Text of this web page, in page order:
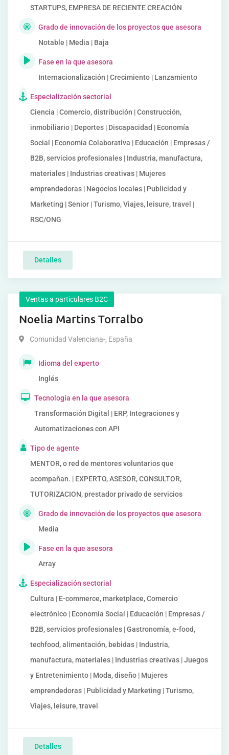
STARTUPS, EMPRESA DE RECIENTE CREACIÓN
Grado de innovación de los proyectos que asesora
Notable | Media | Baja
Fase en la que asesora
Internacionalización | Crecimiento | Lanzamiento
Especialización sectorial
Ciencia | Comercio, distribución | Construcción,
inmobiliario | Deportes | Discapacidad | Economía
Social | Economía Colaborativa | Educación | Empresas /
B2B, servicios profesionales | Industria, manufactura,
materiales | Industrias creativas | Mujeres
emprendedoras | Negocios locales | Publicidad y
Marketing | Senior | Turismo, Viajes, leisure, travel |
RSC/ONG
Detalles
Ventas a particulares B2C
Noelia Martins Torralbo
Comunidad Valenciana-, España
Idioma del experto
Inglés
Tecnología en la que asesora
Transformación Digital | ERP, Integraciones y
Automatizaciones con API
Tipo de agente
MENTOR, o red de mentores voluntarios que
acompañan. | EXPERTO, ASESOR, CONSULTOR,
TUTORIZACION, prestador privado de servicios
Grado de innovación de los proyectos que asesora
Media
Fase en la que asesora
Array
Especialización sectorial
Cultura | E-commerce, marketplace, Comercio
electrónico | Economía Social | Educación | Empresas /
B2B, servicios profesionales | Gastronomía, e-food,
techfood, alimentación, bebidas | Industria,
manufactura, materiales | Industrias creativas | Juegos
y Entretenimiento | Moda, diseño | Mujeres
emprendedoras | Publicidad y Marketing | Turismo,
Viajes, leisure, travel
Detalles